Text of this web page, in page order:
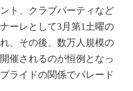
ト、クラブパーティなど
ーレとして3月第1土曜の
、その後、数万人規模の
催されるのが恒例となっ
ライドの関係でパレード